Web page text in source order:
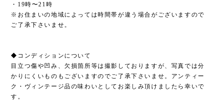
・19時〜21時
※お住まいの地域によっては時間帯が違う場合がございますので
ご了承下さいませ。
◆コンディションについて
目立つ傷や凹み、欠損箇所等は撮影しておりますが、写真では分
かりにくいものもございますのでご了承下さいませ。アンティー
ク・ヴィンテージ品の味わいとしてお楽しみ頂けましたら幸いで
す。